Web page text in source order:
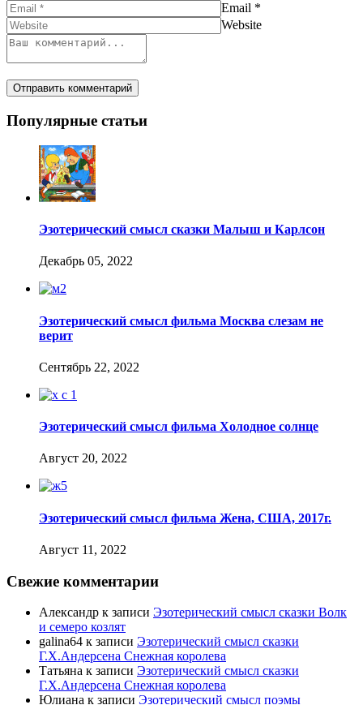
Email *
Website
Популярные статьи
Эзотерический смысл сказки Малыш и Карлсон
Декабрь 05, 2022
Эзотерический смысл фильма Москва слезам не
верит
Сентябрь 22, 2022
Эзотерический смысл фильма Холодное солнце
Август 20, 2022
Эзотерический смысл фильма Жена, США, 2017г.
Август 11, 2022
Свежие комментарии
Александр к записи Эзотерический смысл сказки Волк
и семеро козлят
galina64 к записи Эзотерический смысл сказки
Г.Х.Андерсена Снежная королева
Татьяна к записи Эзотерический смысл сказки
Г.Х.Андерсена Снежная королева
Юлиана к записи Эзотерический смысл поэмы